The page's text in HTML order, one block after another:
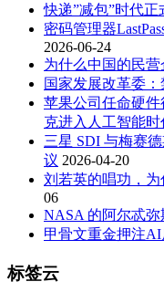
快递”减包”时代正
密码管理器
2026-06-24
为什么中国的民营
国家发展改革委：
苹果公司任命硬
克进入人工智能时
三星 SDI 与梅赛
议 2026-04-20
刘若英的唱功，为
06
NASA 的阿尔忒
甲骨文重金押注
标签云